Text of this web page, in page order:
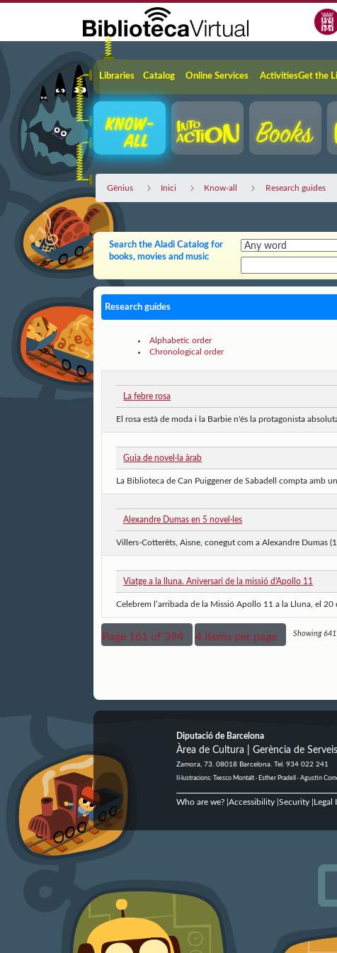
Navigation
Libraries Catalog Online Services ActivitiesGet the
Gènius Inici Know-all Research guides
Search the Aladi Catalog for
books, movies and music
Research guides
Alphabetic order
Chronological order
La febre rosa
El rosa està de moda i la Barbie n'és la protagonista
Guia de novel·la àrab
La Biblioteca de Can Puiggener de Sabadell compta amb
Alexandre Dumas en 5 novel·les
Villers-Cotterêts, Aisne, conegut com a Alexandre Dumas
Viatge a la lluna. Aniversari de la missió d'Apollo 11
Celebrem l’arribada de la Missió Apollo 11 a la Lluna, el 20
Page 161 of 394 4 items per page Showing
Diputació de Barcelona
Àrea de Cultura | Gerència de
Zamora, 73. 08018 Barcelona. Tel. 934 022 241
Il·lustracions: Txesco Montalt · Esther Pradell · Agustín
Who are we?| Accessibility| Security| Legal